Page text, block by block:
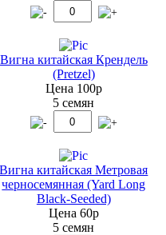
Вигна китайская Крендель
(Pretzel)
Цена 100р
5 семян
Вигна китайская Метровая
черносемянная (Yard Long
Black-Seeded)
Цена 60р
5 семян